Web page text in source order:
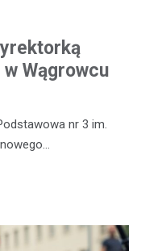
Wągrowcu
nr 3 im.